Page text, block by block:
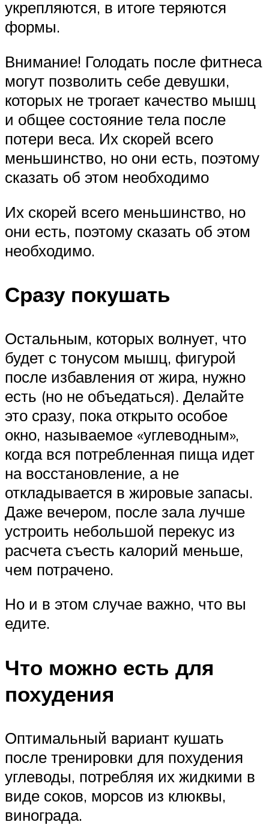
укрепляются, в итоге теряются
формы.
Внимание! Голодать после фитнеса
могут позволить себе девушки,
которых не трогает качество мышц
и общее состояние тела после
потери веса. Их скорей всего
меньшинство, но они есть, поэтому
сказать об этом необходимо
Их скорей всего меньшинство, но
они есть, поэтому сказать об этом
необходимо.
Сразу покушать
Остальным, которых волнует, что
будет с тонусом мышц, фигурой
после избавления от жира, нужно
есть (но не объедаться). Делайте
это сразу, пока открыто особое
окно, называемое «углеводным»,
когда вся потребленная пища идет
на восстановление, а не
откладывается в жировые запасы.
Даже вечером, после зала лучше
устроить небольшой перекус из
расчета съесть калорий меньше,
чем потрачено.
Но и в этом случае важно, что вы
едите.
Что можно есть для
похудения
Оптимальный вариант кушать
после тренировки для похудения
углеводы, потребляя их жидкими в
виде соков, морсов из клюквы,
винограда.